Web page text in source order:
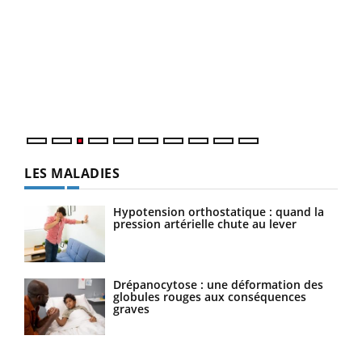
LES MALADIES
Hypotension orthostatique : quand la
pression artérielle chute au lever
Drépanocytose : une déformation des
globules rouges aux conséquences
graves